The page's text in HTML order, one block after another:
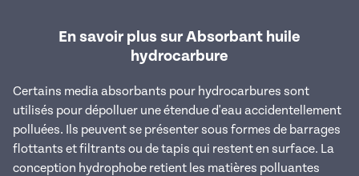
En savoir plus sur Absorbant huile
hydrocarbure
Certains media absorbants pour hydrocarbures sont
utilisés pour dépolluer une étendue d'eau accidentellement
polluées. Ils peuvent se présenter sous formes de barrages
flottants et filtrants ou de tapis qui restent en surface. La
conception hydrophobe retient les matières polluantes